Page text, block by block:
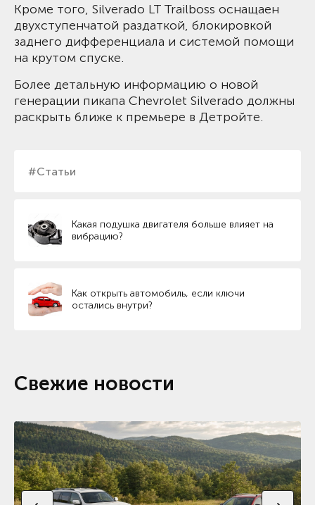
#Статьи
Какая подушка двигателя больше влияет на
вибрацию?
Как открыть автомобиль, если ключи
остались внутри?
Кроме того, Silverado LT Trailboss оснащаен
двухступенчатой раздаткой, блокировкой
заднего дифференциала и системой помощи
на крутом спуске.
Более детальную информацию о новой
генерации пикапа Chevrolet Silverado должны
раскрыть ближе к премьере в Детройте.
Свежие новости